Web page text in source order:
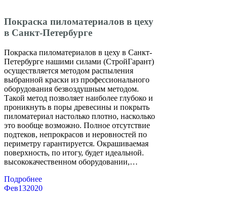
Покраска пиломатериалов в цеху
в Санкт-Петербурге
Покраска пиломатериалов в цеху в Санкт-
Петербурге нашими силами (СтройГарант)
осуществляется методом распыления
выбранной краски из профессионального
оборудования безвоздушным методом.
Такой метод позволяет наиболее глубоко и
проникнуть в поры древесины и покрыть
пиломатериал настолько плотно, насколько
это вообще возможно. Полное отсутствие
подтеков, непрокрасов и неровностей по
периметру гарантируется. Окрашиваемая
поверхность, по итогу, будет идеальной.
высококачественном оборудовании,…
Подробнее
Фев132020